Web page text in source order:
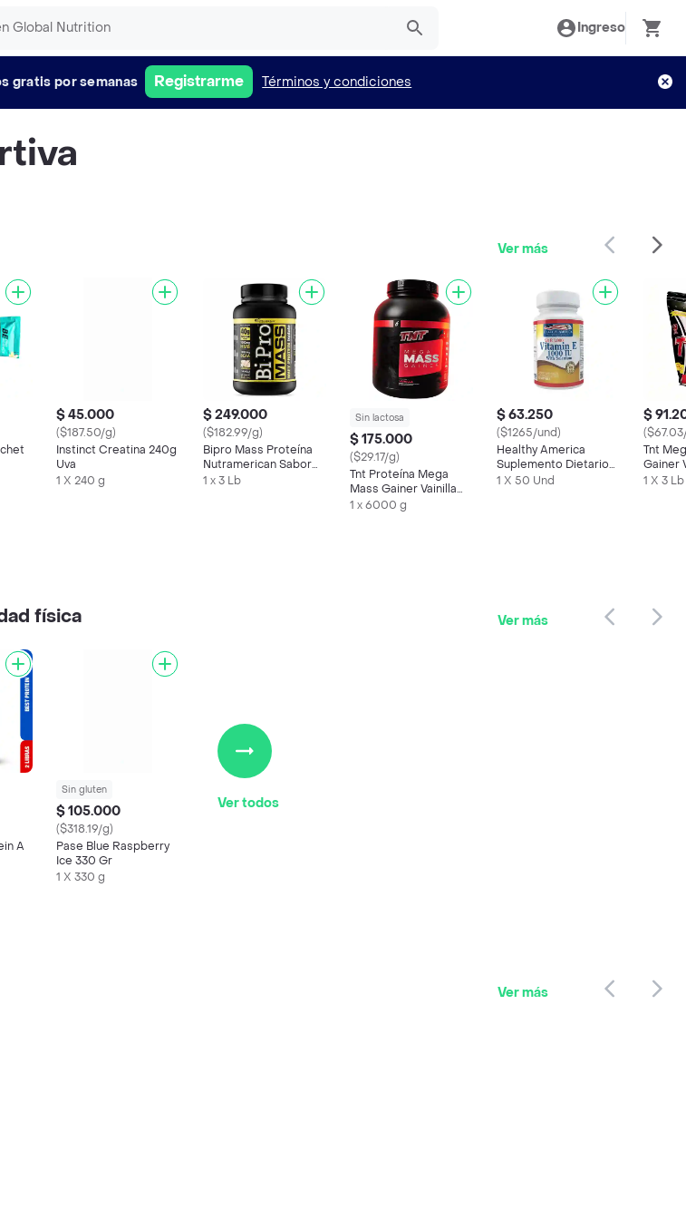
Ingreso
gratis por semanas Registrarme Términos y condiciones
Ver más
$ 45.000
($187.50/g)
Instinct Creatina 240g
Uva
1 X 240 g
$ 249.000
($182.99/g)
Bipro Mass Proteína
Nutramerican Sabor
Vainilla
1 x 3 Lb
Sin lactosa
$ 175.000
($29.17/g)
Tnt Proteína Mega
Mass Gainer Vainilla
Polvo
1 x 6000 g
$ 63.250
($1265/und)
Healthy America
Suplemento Dietario
de Vitamina E
1 X 50 Und
$
Tnt
Gainer
1 X 3 Lb
física Ver más
Sin gluten
$ 105.000
($318.19/g)
Pase Blue Raspberry
Ice 330 Gr
1 X 330 g
Ver todos
Ver más